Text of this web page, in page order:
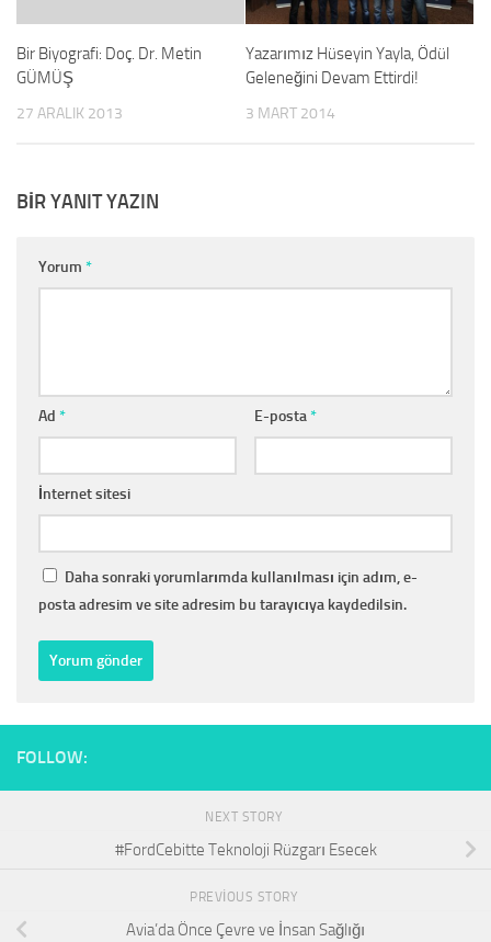
Bir Biyografi: Doç. Dr. Metin
GÜMÜŞ
27 ARALIK 2013
Yazarımız Hüseyin Yayla, Ödül
Geleneğini Devam Ettirdi!
3 MART 2014
BIR YANIT YAZIN
Yorum *
Ad * E-posta*
İnternet sitesi
Daha sonraki yorumlarımda kullanılması için adım, e-
posta adresim ve site adresim bu tarayıcıya kaydedilsin.
FOLLOW:
NEXT STORY
#FordCebitte Teknoloji Rüzgarı Esecek
PREVIOUS STORY
Avia’da Önce Çevre ve İnsan Sağlığı